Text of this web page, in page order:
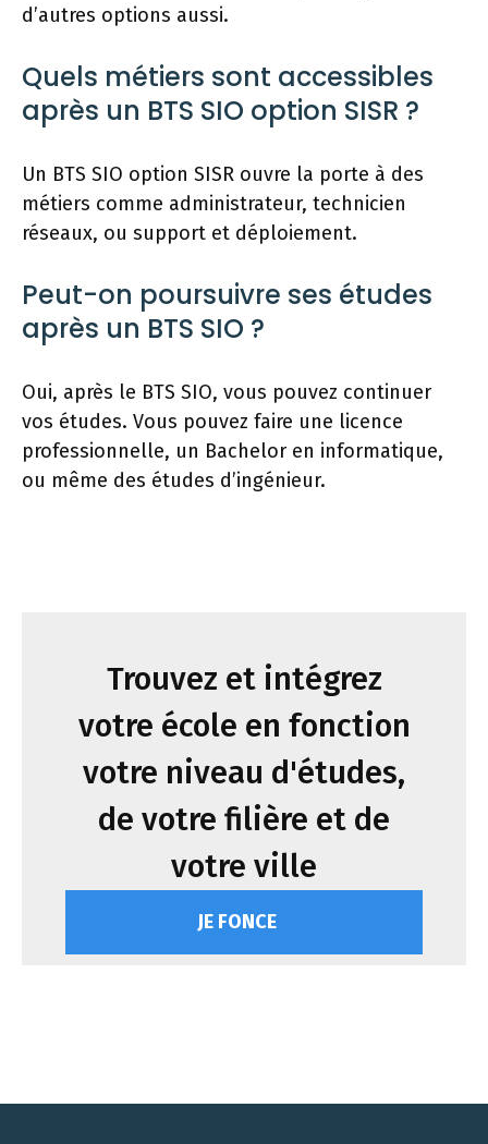
d’autres options aussi.
Quels métiers sont accessibles
après un BTS SIO option SISR ?
Un BTS SIO option SISR ouvre la porte à des
métiers comme administrateur, technicien
réseaux, ou support et déploiement.
Peut-on poursuivre ses études
après un BTS SIO ?
Oui, après le BTS SIO, vous pouvez continuer
vos études. Vous pouvez faire une licence
professionnelle, un Bachelor en informatique,
ou même des études d’ingénieur.
Trouvez et intégrez
votre école en fonction
votre niveau d'études,
de votre filière et de
votre ville
JE FONCE